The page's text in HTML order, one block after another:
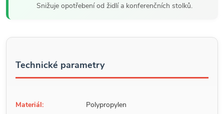
Snižuje opotřebení od židlí a konferenčních stolků.
Technické parametry
Materiál: Polypropylen